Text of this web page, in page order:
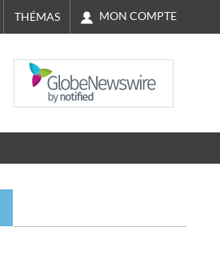
THÉMAS MON COMPTE
NASDAQ